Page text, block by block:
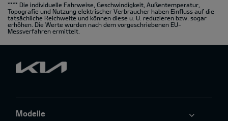
**** Die individuelle Fahrweise, Geschwindigkeit, Außentemperatur,
Topografie und Nutzung elektrischer Verbraucher haben Einfluss auf die
tatsächliche Reichweite und können diese u. U. reduzieren bzw. sogar
erhöhen. Die Werte wurden nach dem vorgeschriebenen EU-
Messverfahren ermittelt.
Modelle